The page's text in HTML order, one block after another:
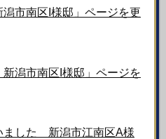
市南区I様邸」ページを更
潟市南区I様邸」ページを
ました 新潟市江南区A様